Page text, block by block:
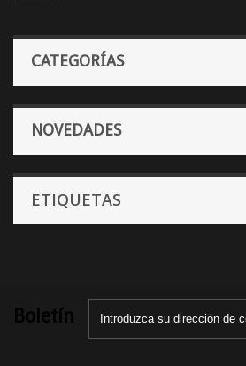
CATEGORÍAS
NOVEDADES
ETIQUETAS
Boletín